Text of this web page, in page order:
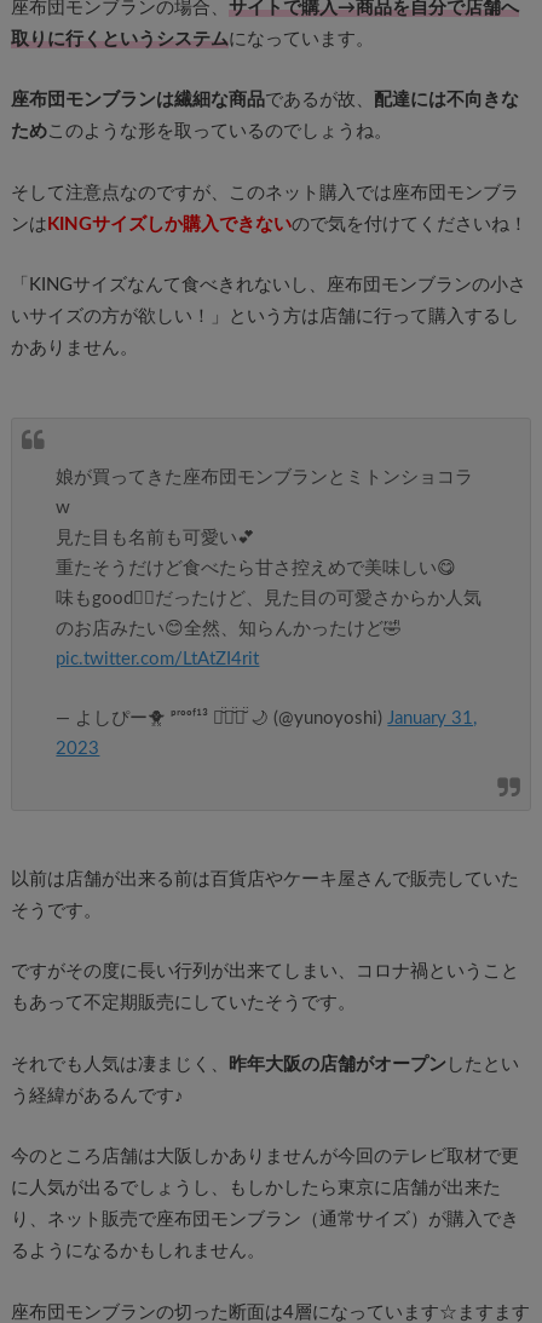
座布団モンブランの場合、 サイトで購入→商品を自分で店舗へ
取りに行くというシステムになっています。
座布団モンブランは繊細な商品であるが故、 配達には不向きな
ためこのような形を取っているのでしょうね。
そして注意点なのですが、このネット購入では座布団モンブラ
ンは KINGサイズしか購入できないので気を付けてくださいね！
「KINGサイズなんて食べきれないし、座布団モンブランの小さ
いサイズの方が欲しい！」という方は店舗に行って購入するし
かありません。
娘が買ってきた座布団モンブランとミトンショコラ
w
見た目も名前も可愛い💕
重たそうだけど食べたら甘さ控えめで美味しい😋
味もgood👍🏻だったけど、見た目の可愛さからか人気
のお店みたい😊全然、知らんかったけど🤣
pic.twitter.com/LtAtZI4rit
— よしぴー🐥 ᵖʳᵒᵒᶠ¹³ ♡̆̈♡̆̈♡̆̈ 🌙 (@yunoyoshi) January 31,
2023
以前は店舗が出来る前は百貨店やケーキ屋さんで販売していた
そうです。
ですがその度に長い行列が出来てしまい、コロナ禍ということ
もあって不定期販売にしていたそうです。
それでも人気は凄まじく、 昨年大阪の店舗がオープンしたとい
う経緯があるんです♪
今のところ店舗は大阪しかありませんが今回のテレビ取材で更
に人気が出るでしょうし、もしかしたら東京に店舗が出来た
り、ネット販売で座布団モンブラン（通常サイズ）が購入でき
るようになるかもしれません。
座布団モンブランの切った断面は4層になっています☆ますます